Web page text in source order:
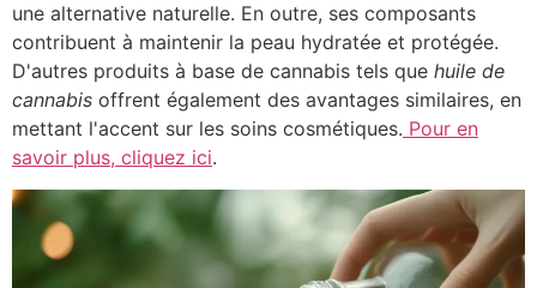
une alternative naturelle. En outre, ses composants
contribuent à maintenir la peau hydratée et protégée.
D'autres produits à base de cannabis tels que huile de
cannabis offrent également des avantages similaires, en
mettant l'accent sur les soins cosmétiques. Pour en
savoir plus, cliquez ici.